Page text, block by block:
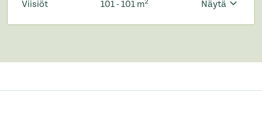
Viisiöt 101 - 101 m Näytä